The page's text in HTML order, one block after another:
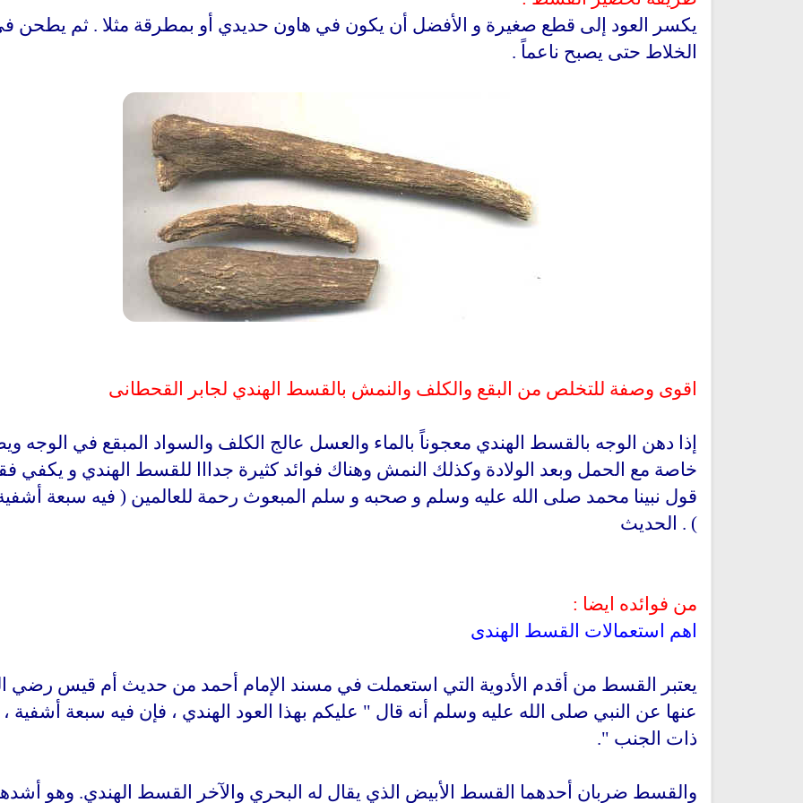
يكسر العود إلى قطع صغيرة و الأفضل أن يكون في هاون حديدي أو بمطرقة مثلا . ثم يطحن
الخلاط حتى يصبح ناعماً .
اقوى وصفة للتخلص من البقع والكلف والنمش بالقسط الهندي لجابر القحطانى
إذا دهن الوجه بالقسط الهندي معجوناً بالماء والعسل عالج الكلف والسواد المبقع في الوجه
خاصة مع الحمل وبعد الولادة وكذلك النمش وهناك فوائد كثيرة جدااا للقسط الهندي و يكفي
قول نبينا محمد صلى الله عليه وسلم و صحبه و سلم المبعوث رحمة للعالمين ( فيه سبعة
) . الحديث
من فوائده ايضا :
اهم استعمالات القسط الهندى
يعتبر القسط من أقدم الأدوية التي استعملت في مسند الإمام أحمد من حديث أم قيس رضي
عنها عن النبي صلى الله عليه وسلم أنه قال " عليكم بهذا العود الهندي ، فإن فيه سبعة أشفية ،
ذات الجنب ".
والقسط ضربان أحدهما القسط الأبيض الذي يقال له البحري والآخر القسط الهندي. وهو